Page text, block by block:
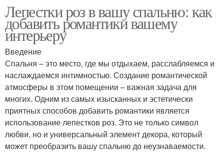
Лепестки роз в вашу спальню: как
добавить романтики вашему
интерьеру
Введение
Спальня – это место, где мы отдыхаем, расслабляемся и
наслаждаемся интимностью. Создание романтической
атмосферы в этом помещении – важная задача для
многих. Одним из самых изысканных и эстетически
приятных способов добавить романтики является
использование лепестков роз. Это не только символ
любви, но и универсальный элемент декора, который
может преобразить вашу спальню до неузнаваемости.